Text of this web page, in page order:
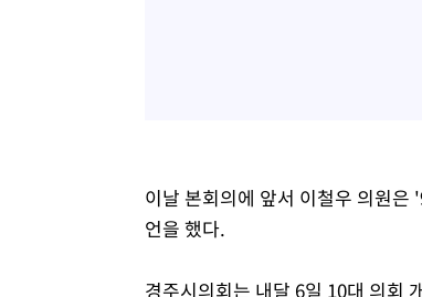
이날 본회의에 앞서 이철우 의원
언을 했다.
경주시의회는 내달 6일 10대 의회